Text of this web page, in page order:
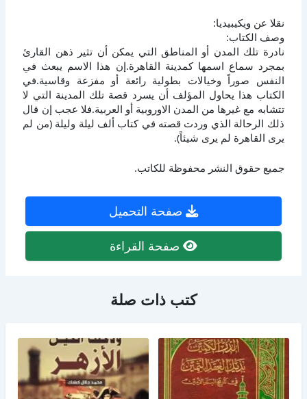
نقلا عن ويكيبيديا:
وصف الكتاب:
نادرة تلك المدن أو المناطق التي يمكن أن تثير ذهن القارئ
بمجرد سماع اسمها كمدينة القاهرة.إن هذا الاسم يبعث في
النفس صوراً وخيالات بطولية رائعة أو مفزعة وقاسية.في
الكتاب هذا يحاول المؤلف أن يسرد قصة تلك المدينة التي لا
تتشابه مع غيرها من المدن الاوروبية أو العربية.فلا عجب إن قال
ذلك الرحالة الذي وردت قصته في كتاب ألف ليلة وليلة (من لم
يرى القاهرة لم يرى شيئاً).
جميع حقوق النشر محفوظة للكاتب.
صفحة التحميل
صفحة القراءة
كتب ذات صلة